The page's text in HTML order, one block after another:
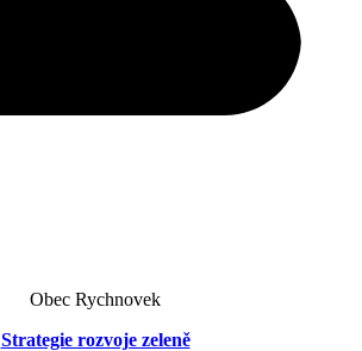
Obec Rychnovek
Strategie rozvoje zeleně